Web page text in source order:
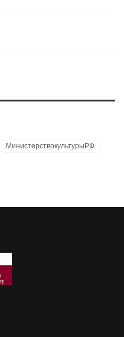
МинистерствокультурыРФ